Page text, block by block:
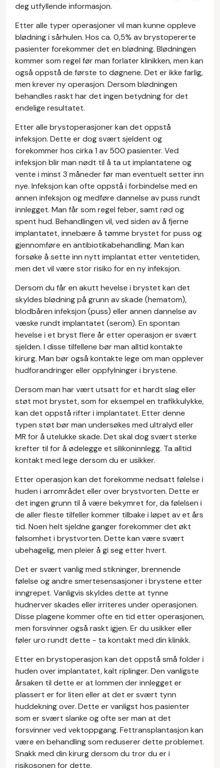
deg utfyllende informasjon.
Etter alle typer operasjoner vil man kunne oppleve
blødning i sårhulen. Hos ca. 0,5% av brystopererte
pasienter forekommer det en blødning. Blødningen
kommer som regel før man forlater klinikken, men kan
også oppstå de første to døgnene. Det er ikke farlig,
men krever ny operasjon. Dersom blødningen
behandles raskt har det ingen betydning for det
endelige resultatet.
Etter alle brystoperasjoner kan det oppstå
infeksjon. Dette er dog svært sjeldent og
forekommer hos cirka 1 av 500 pasienter. Ved
infeksjon blir man nødt til å ta ut implantatene og
vente i minst 3 måneder før man eventuelt setter inn
nye. Infeksjon kan ofte oppstå i forbindelse med en
annen infeksjon og medføre dannelse av puss rundt
innlegget. Man får som regel feber, samt rød og
spent hud. Behandlingen vil, ved siden av å fjerne
implantatet, innebære å tømme brystet for puss og
gjennomføre en antibiotikabehandling. Man kan
forsøke å sette inn nytt implantat etter ventetiden,
men det vil være stor risiko for en ny infeksjon.
Dersom du får en akutt hevelse i brystet kan det
skyldes blødning på grunn av skade (hematom),
blodbåren infeksjon (puss) eller annen dannelse av
væske rundt implantatet (serom). En spontan
hevelse i et bryst flere år etter operasjon er svært
sjelden. I disse tilfellene bør man alltid kontakte
kirurg. Man bør også kontakte lege om man opplever
hudforandringer eller oppfylninger i brystene.
Dersom man har vært utsatt for et hardt slag eller
støt mot brystet, som for eksempel en trafikkulykke,
kan det oppstå rifter i implantatet. Etter denne
typen støt bør man undersøkes med ultralyd eller
MR for å utelukke skade. Det skal dog svært sterke
krefter til for å ødelegge et silikoninnlegg. Ta alltid
kontakt med lege dersom du er usikker.
Etter operasjon kan det forekomme nedsatt følelse i
huden i arrområdet eller over brystvorten. Dette er
det ingen grunn til å være bekymret for, da følelsen i
de aller fleste tilfeller kommer tilbake i løpet av et års
tid. Noen helt sjeldne ganger forekommer det økt
følsomhet i brystvorten. Dette kan være svært
ubehagelig, men pleier å gi seg etter hvert.
Det er svært vanlig med stikninger, brennende
følelse og andre smertesensasjoner i brystene etter
inngrepet. Vanligvis skyldes dette at tynne
hudnerver skades eller irriteres under operasjonen.
Disse plagene kommer ofte en tid etter operasjonen,
men forsvinner også raskt igjen. Er du usikker eller
føler uro rundt dette - ta kontakt med din klinikk.
Etter en brystoperasjon kan det oppstå små folder i
huden over implantatet, kalt riplinger. Den vanligste
årsaken til dette er at lommen der innlegget er
plassert er for liten eller at det er svært tynn
huddekning over. Dette er vanligst hos pasienter
som er svært slanke og ofte ser man at det
forsvinner ved vektoppgang. Fettransplantasjon kan
være en behandling som reduserer dette problemet.
Snakk med din kirurg dersom du tror du er i
risikosonen for dette.